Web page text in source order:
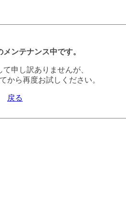
ンテナンス中です。
申し訳ありませんが、
から再度お試しください。
戻る